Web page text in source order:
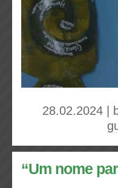
28.02.2024 |
“Um nome